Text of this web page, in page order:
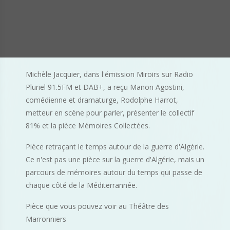
Michèle Jacquier, dans l'émission Miroirs sur Radio
Pluriel 91.5FM et DAB+, a reçu Manon Agostini,
comédienne et dramaturge, Rodolphe Harrot,
metteur en scène pour parler, présenter le collectif
81% et la pièce Mémoires Collectées.
Pièce retraçant le temps autour de la guerre d'Algérie.
Ce n'est pas une pièce sur la guerre d'Algérie, mais un
parcours de mémoires autour du temps qui passe de
chaque côté de la Méditerrannée.
Pièce que vous pouvez voir au Théâtre des
Marronniers